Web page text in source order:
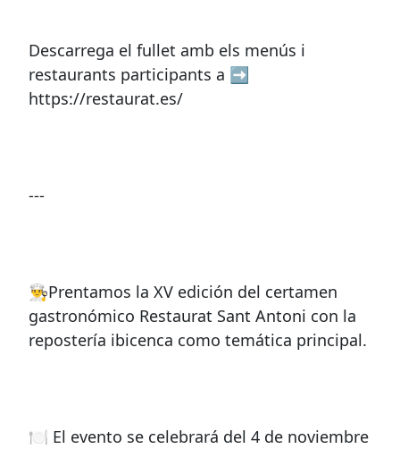
Descarrega el fullet amb els menús i
restaurants participants a ➡
https://restaurat.es/
---
👨‍🍳Prentamos la XV edición del certamen
gastronómico Restaurat Sant Antoni con la
repostería ibicenca como temática principal.
🍽 El evento se celebrará del 4 de noviembre